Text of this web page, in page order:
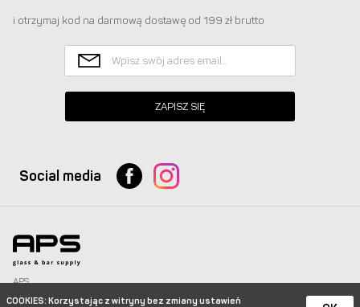
COOKIES: Korzystając z witryny bez zmiany ustawień
i otrzymaj kod na darmową dostawę od 199 zł brutto
ZAPISZ SIĘ
Social media
APS